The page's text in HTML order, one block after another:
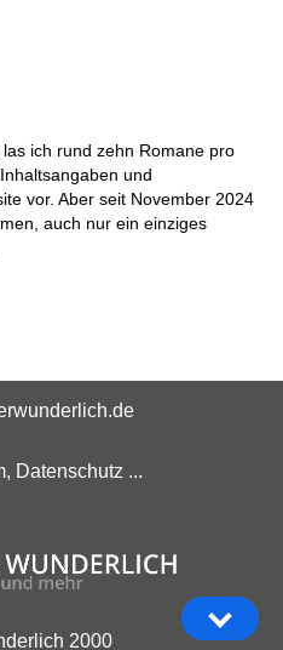
ich rund zehn Romane pro
und
vor. Aber seit November 2024
auch nur ein einziges
Datenschutz ...
2000